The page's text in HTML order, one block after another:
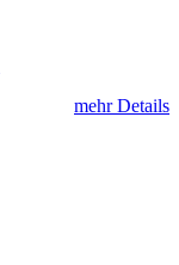
mehr Details